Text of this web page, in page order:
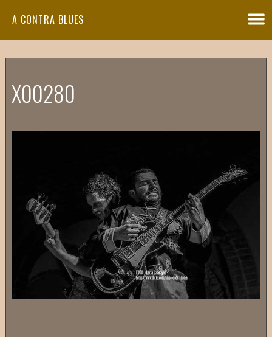
A CONTRA BLUES
X00280